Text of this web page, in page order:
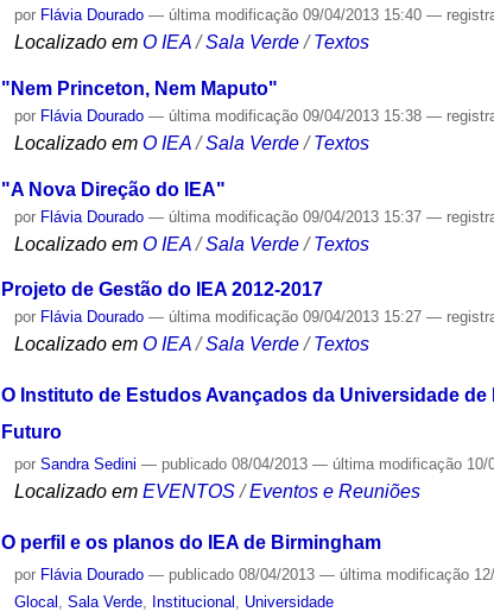
por Flávia Dourado — última modificação 09/04/2013 15:40—
Localizado em O IEA /Sala Verde /Textos
"Nem Princeton, Nem Maputo"
por Flávia Dourado — última modificação 09/04/2013 15:38—
Localizado em O IEA /Sala Verde /Textos
"A Nova Direção do IEA"
por Flávia Dourado — última modificação 09/04/2013 15:37—
Localizado em O IEA /Sala Verde /Textos
Projeto de Gestão do IEA 2012-2017
por Flávia Dourado — última modificação 09/04/2013 15:27—
Localizado em O IEA /Sala Verde /Textos
O Instituto de Estudos Avançados da Universidade
Futuro
porSandra Sedini — publicado 08/04/2013— última modificação 10/
Localizado em EVENTOS /Eventos e Reuniões
O perfil e os planos do IEA de Birmingham
por Flávia Dourado — publicado 08/04/2013— última modificação
Glocal ,Sala Verde Institucional Universidade